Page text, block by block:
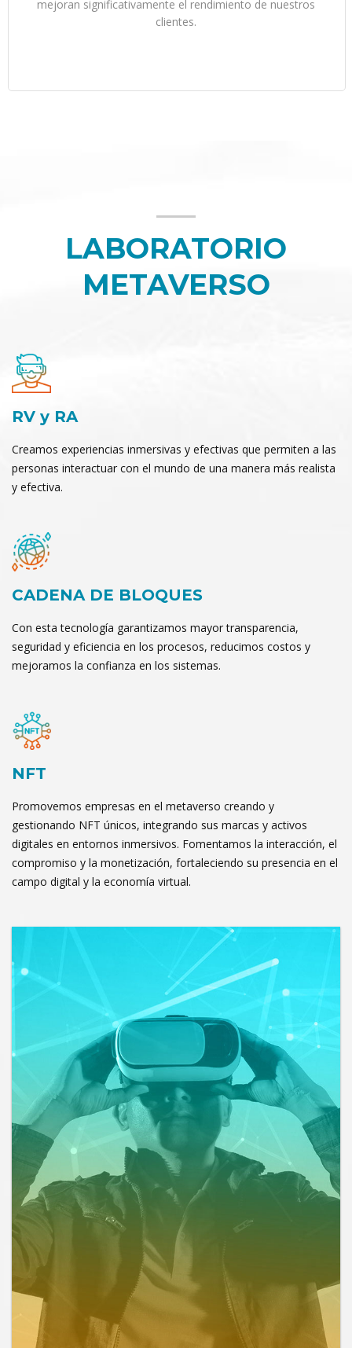
mejoran significativamente el rendimiento de nuestros
clientes.
LABORATORIO
METAVERSO
RV y RA
Creamos experiencias inmersivas y efectivas que permiten a las
personas interactuar con el mundo de una manera más realista
y efectiva.
CADENA DE BLOQUES
Con esta tecnología garantizamos mayor transparencia,
seguridad y eficiencia en los procesos, reducimos costos y
mejoramos la confianza en los sistemas.
NFT
Promovemos empresas en el metaverso creando y
gestionando NFT únicos, integrando sus marcas y activos
digitales en entornos inmersivos. Fomentamos la interacción, el
compromiso y la monetización, fortaleciendo su presencia en el
campo digital y la economía virtual.